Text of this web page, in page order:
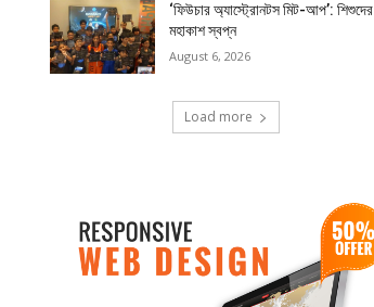
‘ফিউচার অ্যাস্ট্রোনটস মিট-আপ’: শিশুদের
মহাকাশ স্বপ্ন
August 6, 2026
Load more